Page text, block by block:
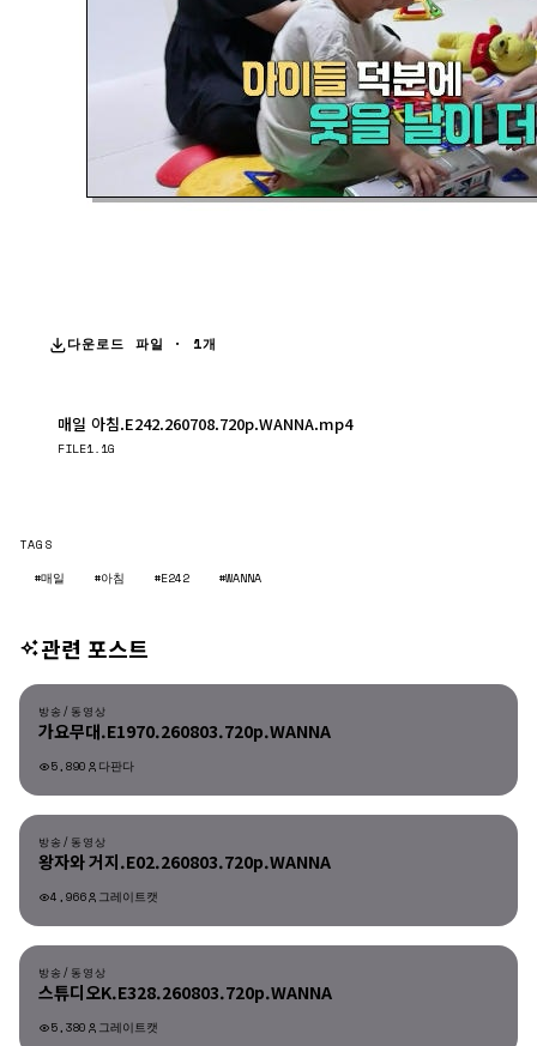
다운로드 파일 · 1개
매일 아침.E242.260708.720p.WANNA.mp4
FILE1.1G
TAGS
#매일
#아침 #E242 #WANNA
관련 포스트
방송/동영상
방송/동영상
가요무대.E1970.260803.720p.WANNA
5,890 다판다
방송/동영상
방송/동영상
왕자와 거지.E02.260803.720p.WANNA
4,966 그레이트캣
방송/동영상
방송/동영상
스튜디오K.E328.260803.720p.WANNA
5,380 그레이트캣